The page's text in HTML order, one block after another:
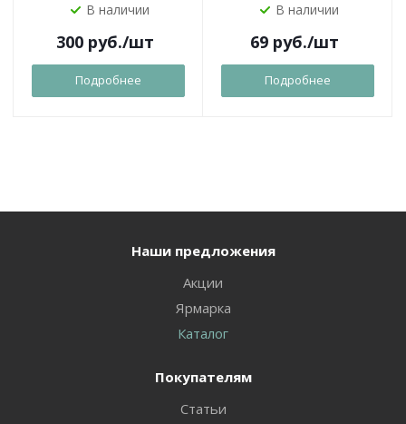
В наличии
300 руб./шт
Подробнее
В наличии
69 руб./шт
Подробнее
Наши предложения
Акции
Ярмарка
Каталог
Покупателям
Статьи